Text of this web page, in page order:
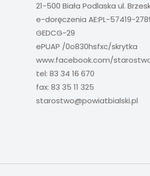
21-500 Biała Podlaska ul.
e-doręczenia AE:PL-57419-
GEDCG-29
ePUAP /0o830hsfxc/skrytka
www.facebook.com/
tel: 83 34 16 670
fax: 83 35 11 325
starostwo@powiatbialski.pl